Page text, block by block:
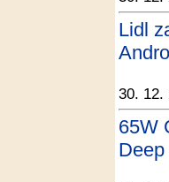
Lidl
30. 12.
65W